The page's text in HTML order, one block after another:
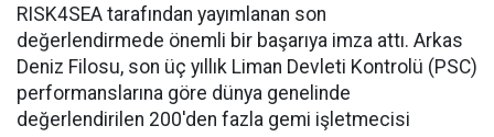
RISK4SEA tarafından yayımlanan son
değerlendirmede önemli bir başarıya imza attı. Arkas
Deniz Filosu, son üç yıllık Liman Devleti Kontrolü (PSC)
performanslarına göre dünya genelinde
değerlendirilen 200'den fazla gemi işletmecisi